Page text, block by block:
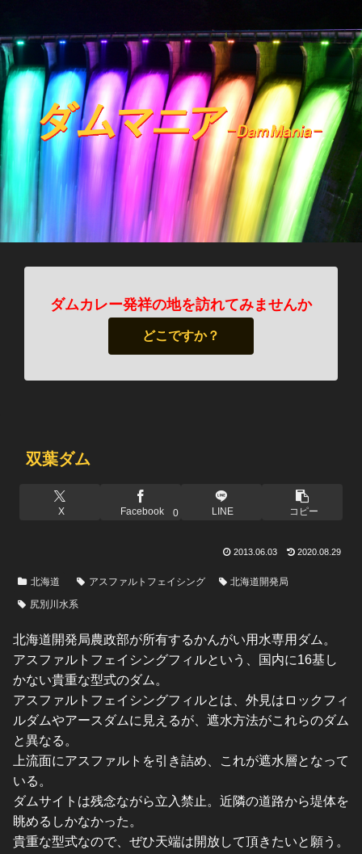
ダムカレー発祥の地を訪れてみませんか
どこですか？
双葉ダム
X Facebook 0 LINE コピー
2013.06.03 2020.08.29
北海道 アスファルトフェイシング
北海道開発局
尻別川水系
北海道開発局農政部が所有するかんがい用水専用ダム。
アスファルトフェイシングフィルという、国内に16基し
かない貴重な型式のダム。
アスファルトフェイシングフィルとは、外見はロックフィ
ルダムやアースダムに見えるが、遮水方法がこれらのダム
と異なる。
上流面にアスファルトを引き詰め、これが遮水層となって
いる。
ダムサイトは残念ながら立入禁止。近隣の道路から堤体を
眺めるしかなかった。
貴重な型式なので、ぜひ天端は開放して頂きたいと願う。